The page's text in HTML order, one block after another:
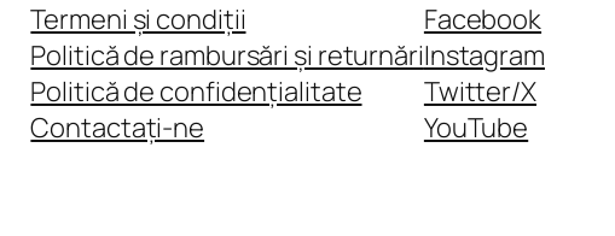
Termeni și condiții
Politică de rambursări și returnări
Politică de confidențialitate
Contactați-ne
Facebook
Instagram
Twitter/X
YouTube